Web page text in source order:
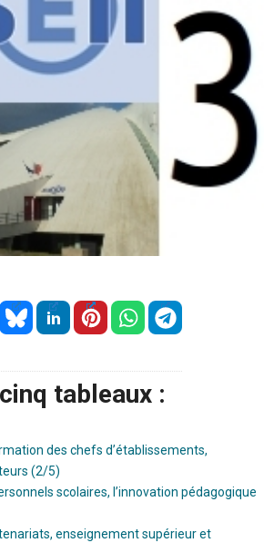
cinq tableaux :
des chefs d’établissements,
(2/5)
scolaires, l’innovation pédagogique
enseignement supérieur et